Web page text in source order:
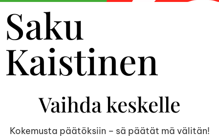
Saku
Kaistinen
Vaihda keskelle
Kokemusta päätöksiin – sä päätät mä välitän!